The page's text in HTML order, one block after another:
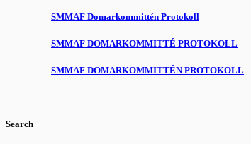
SMMAF Domarkommittén Protokoll
SMMAF DOMARKOMMITTÉ PROTOKOLL
SMMAF DOMARKOMMITTÉN PROTOKOLL
Search